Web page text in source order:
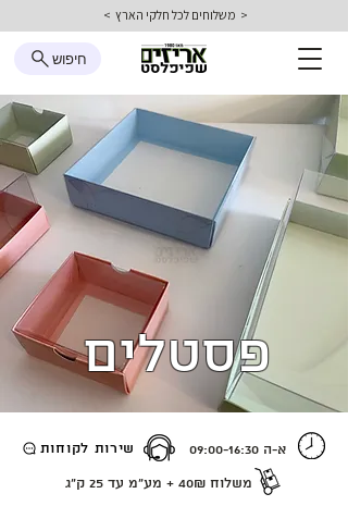
< משלוחים לכל חלקי הארץ >
חיפוש
פסטלים
שירות לקוחות
משלוח 40₪ + מע״מ
עד 25 ק״ג
א-ה 09:00-16:30